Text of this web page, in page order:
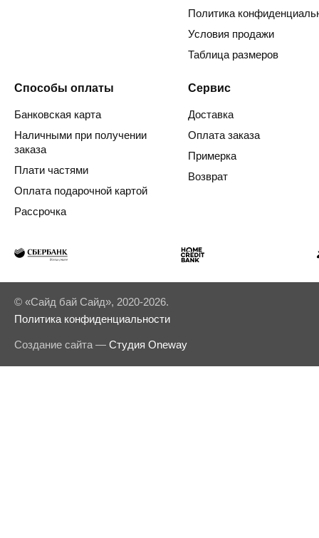
Политика
Условия продажи
Таблица размеров
Способы оплаты
Банковская карта
Наличными при получении
заказа
Плати частями
Оплата подарочной картой
Рассрочка
Сервис
Доставка
Оплата заказа
Примерка
Возврат
© «Сайд бай Сайд», 2020-2026.
Политика конфиденциальности
Создание сайта — Студия Oneway